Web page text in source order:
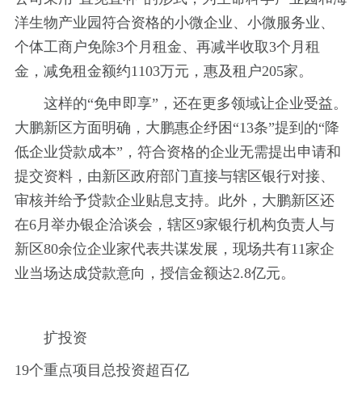
洋生物产业园符合资格的小微企业、小微服务业、
个体工商户免除3个月租金、再减半收取3个月租
金，减免租金额约1103万元，惠及租户205家。
这样的“免申即享”，还在更多领域让企业受益。
大鹏新区方面明确，大鹏惠企纾困“13条”提到的“降
低企业贷款成本”，符合资格的企业无需提出申请和
提交资料，由新区政府部门直接与辖区银行对接、
审核并给予贷款企业贴息支持。此外，大鹏新区还
在6月举办银企洽谈会，辖区9家银行机构负责人与
新区80余位企业家代表共谋发展，现场共有11家企
业当场达成贷款意向，授信金额达2.8亿元。
扩投资
19个重点项目总投资超百亿